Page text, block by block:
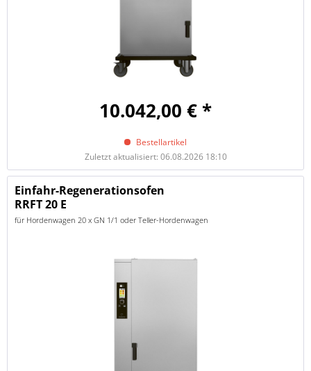
10.042,00 € *
Bestellartikel
Zuletzt aktualisiert: 06.08.2026 18:10
Einfahr-Regenerationsofen
RRFT 20 E
für Hordenwagen 20 x GN 1/1 oder Teller-Hordenwagen